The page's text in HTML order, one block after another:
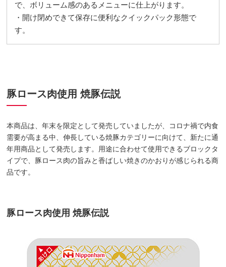
で、ボリューム感のあるメニューに仕上がります。
・開け閉めできて保存に便利なクイックパック形態で
す。
豚ロース肉使用 焼豚伝説
本商品は、年末を限定として発売していましたが、コロナ禍で内食
需要が高まる中、伸長している焼豚カテゴリーに向けて、新たに通
年用商品として発売します。用途に合わせて使用できるブロックタ
イプで、豚ロース肉の旨みと香ばしい焼きのかおりが感じられる商
品です。
豚ロース肉使用 焼豚伝説